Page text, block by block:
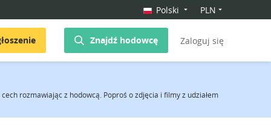
Polski PLN
Znajdź hodowcę Zaloguj się
rozmawiając z hodowcą. Poproś o zdjęcia i filmy z udziałem